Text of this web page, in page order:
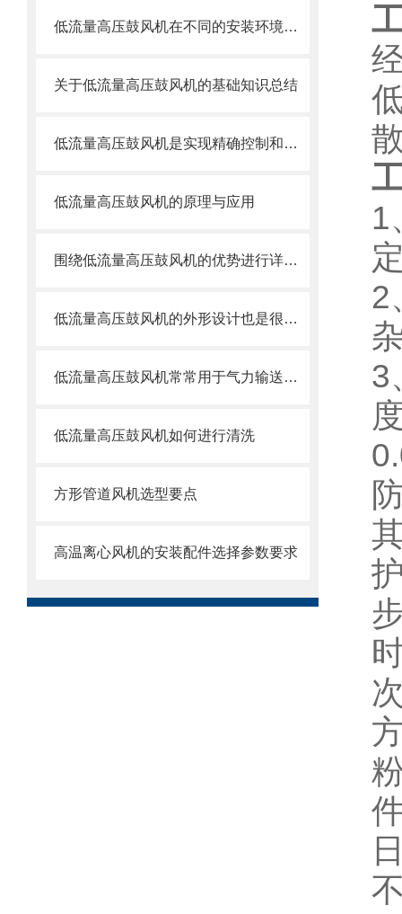
低流量高压鼓风机在不同的安装环境中该如何处理？
关于低流量高压鼓风机的基础知识总结
低流量高压鼓风机是实现精确控制和高效能的关键装备
低流量高压鼓风机的原理与应用
围绕低流量高压鼓风机的优势进行详细分析
低流量高压鼓风机的外形设计也是很小巧
低流量高压鼓风机常常用于气力输送系统
低流量高压鼓风机如何进行清洗
方形管道风机选型要点
高温离心风机的安装配件选择参数要求
1
2
3